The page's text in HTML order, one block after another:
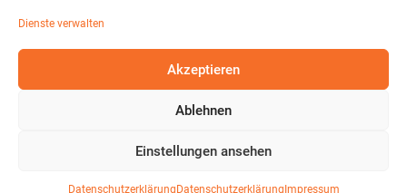
Dienste verwalten
Akzeptieren
Ablehnen
Einstellungen ansehen
Datenschutzerklärung Datenschutzerklärung Impressum
Datenschutzerklärung
© 2026 T-EXO GmbH Mietmöbel - Alle Rechte vorbehalten.